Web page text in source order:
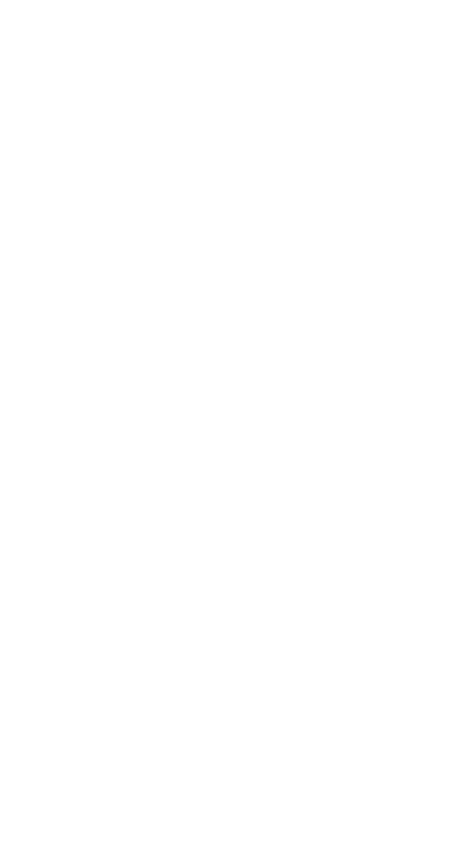
den
zwischen Fakultäten und Fächern sind die
in internationalen Rankings.
übernehmen die Busse der Tübinger Stadtwerke den
Campus Morgenstelle sind vom Busbahnhof vor dem
Hauptbahnhof ist an das europäische
TGV angesteuert. Die Weiterreise von Stuttgart nach
Kilometer vom Stadtzentrum Tübingens entfernt. Die Fahrzeit
(Airport Sprinter) eine direkte Verbindung zwischen dem